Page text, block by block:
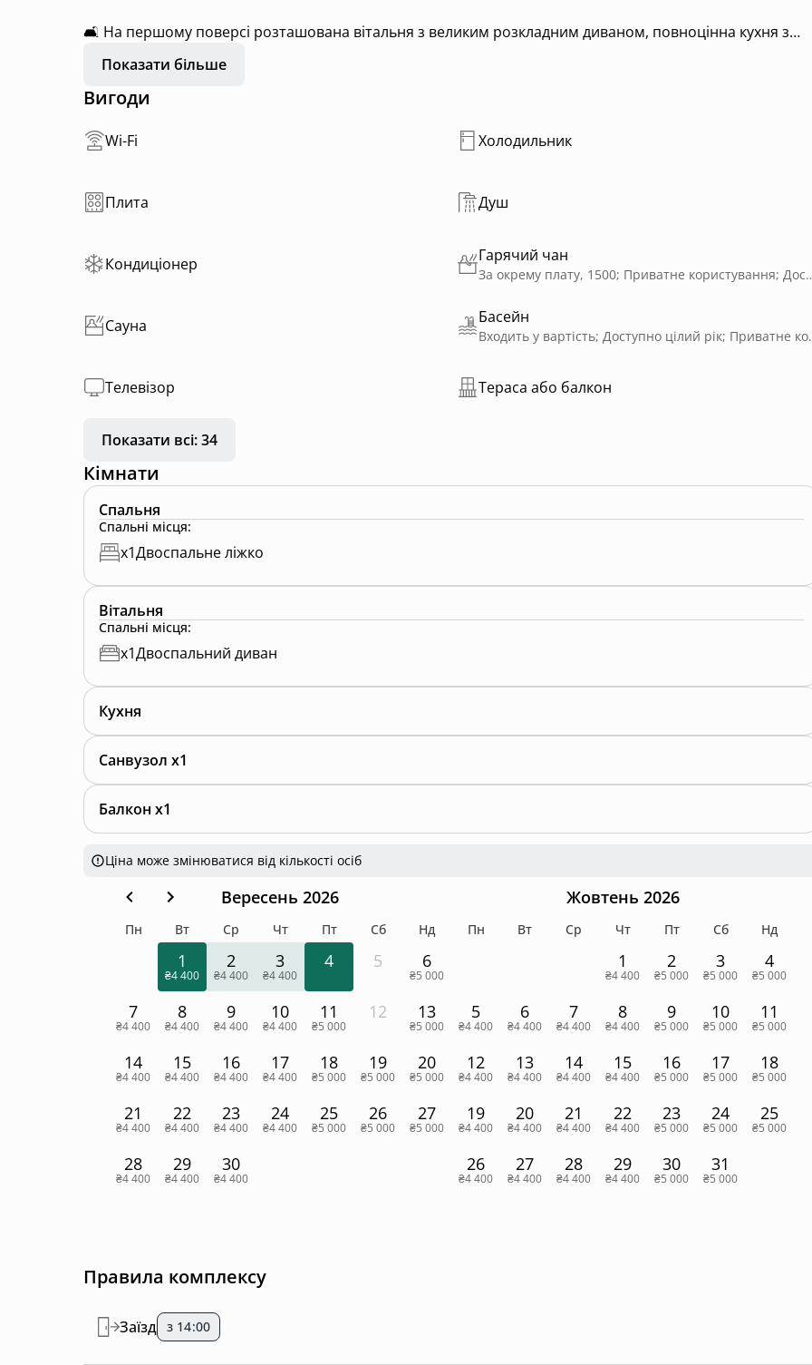
🛋 На першому поверсі розташована вітальня з великим розкладним диваном, повноцінна кухня з
усім необхідним для приготування страв і простора ванна кімната з душем та раковиною з
натурального каменю, що додає відчуття гармонії з природою.
виглядом на ліс і басейн, де можна насолоджуватись кавою або вечірнім вином під зорями.
Показати більше
Вигоди
Wi-Fi Холодильник
Плита Душ
Кондиціонер Гарячий чан
За окрему плату, 1500;
Сауна Басейн
Входить у
Телевізор Тераса або балкон
Показати всі: 34
Кімнати
Спальня
Спальні місця:
x1Двоспальне ліжко
Вітальня
Спальні місця:
x1Двоспальний диван
Кухня
Санвузол x1
Балкон x1
Ціна може змінюватися від кількості осіб
Вересень 2026
Пн Вт Ср Чт Пт Сб Нд
1
₴4 400
2
₴4 400
3
₴4 400
4 5 6
₴5 000
7
₴4 400
8
₴4 400
9
₴4 400
10
₴4 400
11
₴5 000
12 13
₴5 000
14
₴4 400
15
₴4 400
16
₴4 400
17
₴4 400
18
₴5 000
19
₴5 000
20
₴5 000
21
₴4 400
22
₴4 400
23
₴4 400
24
₴4 400
25
₴5 000
26
₴5 000
27
₴5 000
28
₴4 400
29
₴4 400
30
₴4 400
Жовтень 2026
Пн Вт Ср Чт Пт Сб Нд
1
₴4 400
2
₴5 000
3
₴5 000
4
₴5 000
5
₴4 400
6
₴4 400
7
₴4 400
8
₴4 400
9
₴5 000
10
₴5 000
11
₴5 000
12
₴4 400
13
₴4 400
14
₴4 400
15
₴4 400
16
₴5 000
17
₴5 000
18
₴5 000
19
₴4 400
20
₴4 400
21
₴4 400
22
₴4 400
23
₴5 000
24
₴5 000
25
₴5 000
26
₴4 400
27
₴4 400
28
₴4 400
29
₴4 400
30
₴5 000
31
₴5 000
Правила комплексу
Заїзд з 14:00